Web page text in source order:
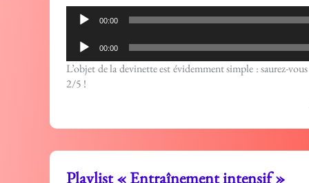
Lecteur
audio
00:00
Lecteur
audio
00:00
L’objet de la devinette est évidemment simple : saurez-
2/5 !
Playlist « Entraînement intensif »